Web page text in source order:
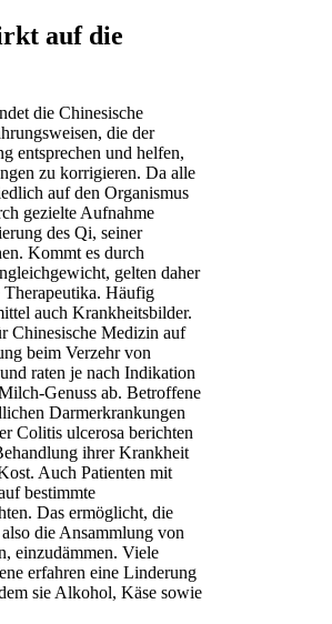
auf die
die Chinesische
die der
entsprechen und helfen,
zu korrigieren. Da alle
auf den Organismus
gezielte Aufnahme
des Qi, seiner
Kommt es durch
gelten daher
Häufig
auch Krankheitsbilder.
Chinesische Medizin auf
beim Verzehr von
raten je nach Indikation
Genuss ab. Betroffene
Darmerkrankungen
Colitis ulcerosa berichten
ihrer Krankheit
Auch Patienten mit
bestimmte
Das ermöglicht, die
die Ansammlung von
einzudämmen. Viele
erfahren eine Linderung
sie Alkohol, Käse sowie